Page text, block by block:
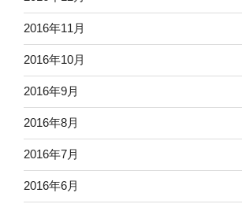
2016年11月
2016年10月
2016年9月
2016年8月
2016年7月
2016年6月